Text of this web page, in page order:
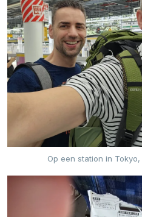
Op een station in